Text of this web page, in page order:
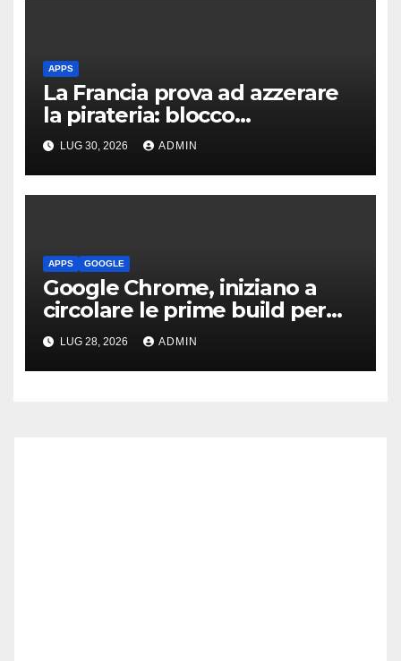
APPS
La Francia prova ad azzerare
la pirateria: blocco
automatico per lo sport in
streaming
LUG 30, 2026 ADMIN
APPS GOOGLE
Google Chrome, iniziano a
circolare le prime build per
Linux ARM64
LUG 28, 2026 ADMIN